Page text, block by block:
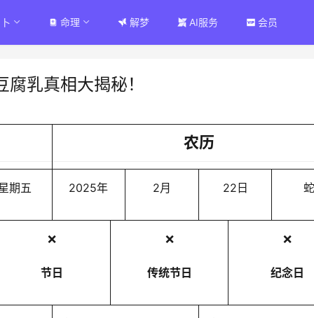
命理 解梦 AI服务 会员
腐乳真相大揭秘！
期五
农历
2025年 2月 22日 蛇
❌
节日
❌
传统节日
❌
纪念日